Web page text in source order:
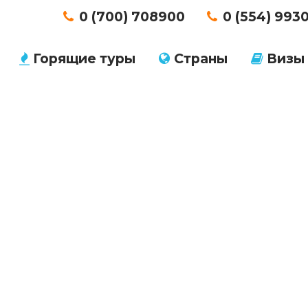
0 (700) 708900 0 (554)
Горящие туры Страны Визы